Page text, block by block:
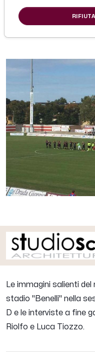
di Redazione Picenotime
Le immagini salienti
stadio "Benelli" nella
D e le interviste a fine
Riolfo e Luca Tiozzo.